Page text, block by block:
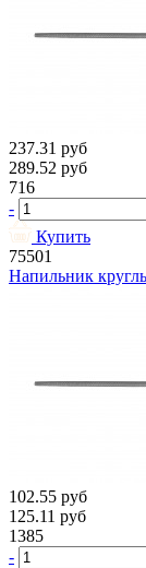
237.31 руб
289.52 руб
716
-
Купить
75501
Напильник
102.55 руб
125.11 руб
1385
-